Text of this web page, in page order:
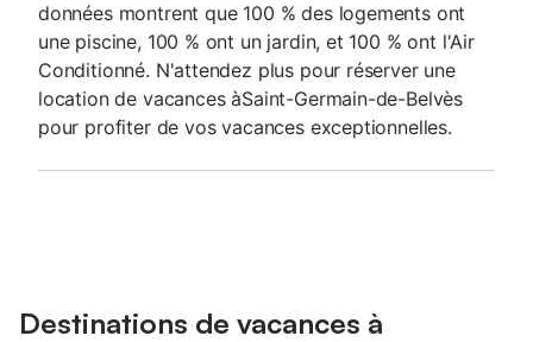
données montrent que 100 % des logements ont
une piscine, 100 % ont un jardin, et 100 % ont l'Air
Conditionné. N'attendez plus pour réserver une
location de vacances àSaint-Germain-de-Belvès
pour profiter de vos vacances exceptionnelles.
Destinations de vacances à